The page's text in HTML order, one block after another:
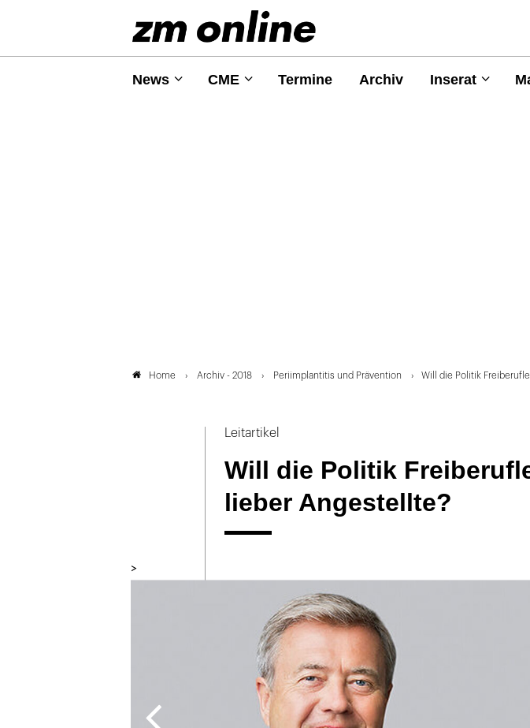
News CME Termine Archiv Inserat
Home Archiv - 2018 Periimplantitis und Prävention Will die Politik
Leitartikel
Will die Politik
lieber Angestellte?
>